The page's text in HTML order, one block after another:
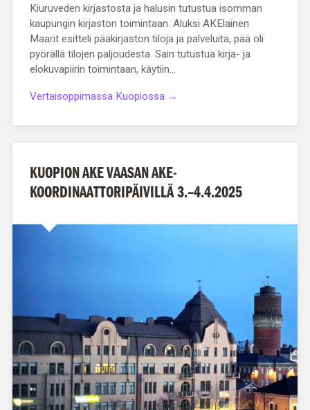
Kiuruveden kirjastosta ja halusin tutustua isomman
kaupungin kirjaston toimintaan. Aluksi AKElainen
Maarit esitteli pääkirjaston tiloja ja palveluita, pää oli
pyörällä tilojen paljoudesta. Sain tutustua kirja- ja
elokuvapiirin toimintaan, käytiin…
Vertaisoppimassa Kuopiossa →
KUOPION AKE VAASAN AKE-
KOORDINAATTORIPÄIVILLÄ 3.–4.4.2025